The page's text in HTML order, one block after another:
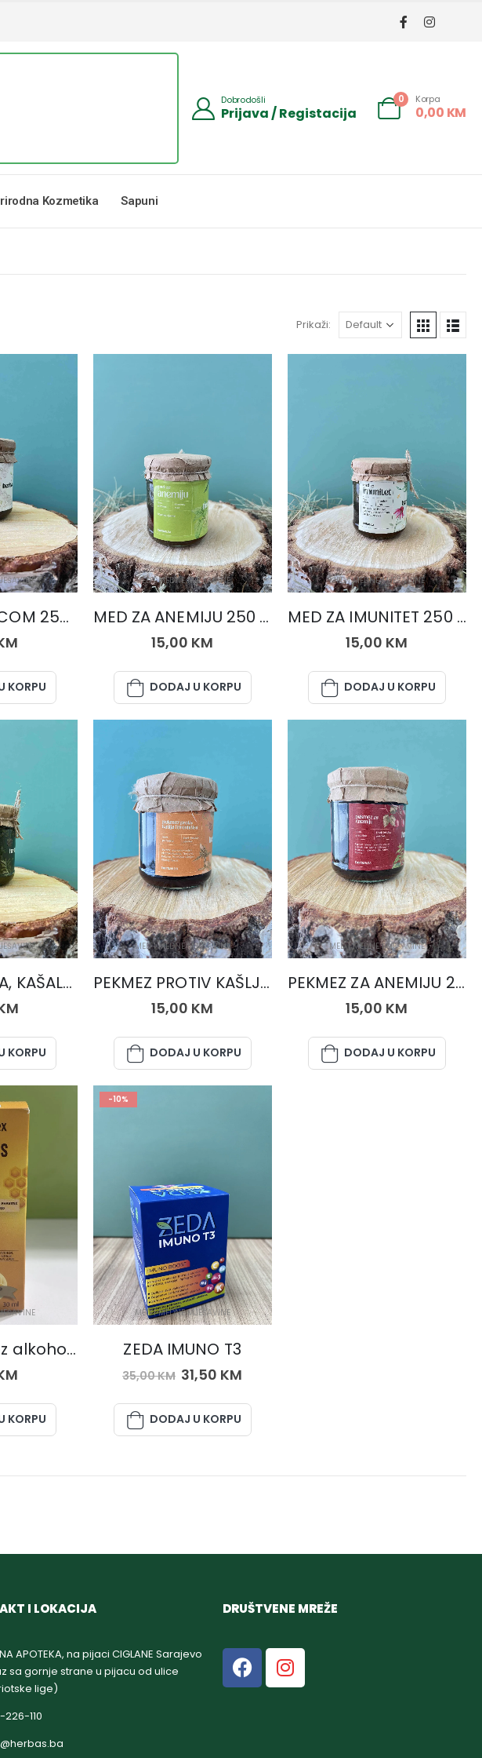
Dobrodošli
Prijava / Registacija
0 Korpa
0,00 KM
Kozmetika Sapuni
Prikaži:
MED SA KUNICOM 250 gr.
KORPU
MED I MEDNE MJEŠAVINE
MED ZA ANEMIJU 250 gr.
15,00 KM
DODAJ U KORPU
MED I MEDNE MJEŠAVINE
MED ZA IMUNITET 250 gr.
15,00 KM
DODAJ U KORPU
MED ZA PLUĆA, KAŠALJ I GRLOBOLJU 250 gr.
KORPU
MED I MEDNE MJEŠAVINE
PEKMEZ PROTIV KAŠLJA I BRONHITISA 250 gr.
15,00 KM
DODAJ U KORPU
MED I MEDNE MJEŠAVINE
PEKMEZ ZA ANEMIJU 250 gr.
15,00 KM
DODAJ U KORPU
PROPOLIS, bez alkohola
KORPU
-10%
MED I MEDNE MJEŠAVINE
ZEDA IMUNO T3
35,00KM 31,50 KM
DODAJ U KORPU
I LOKACIJA
APOTEKA, na pijaci CIGLANE Sarajevo
sa gornje strane u pijacu od ulice
lige)
110
DRUŠTVENE MREŽE